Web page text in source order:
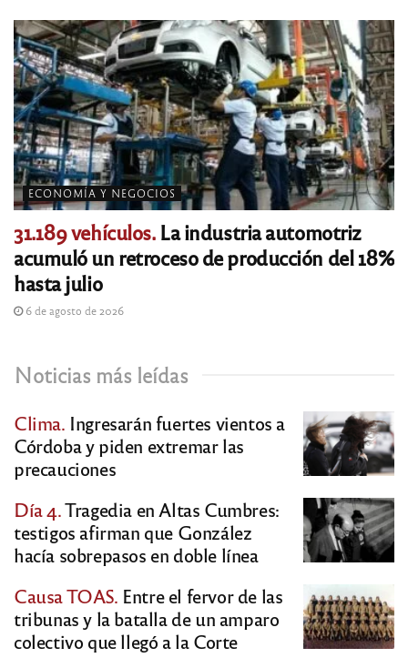
ECONOMÍA Y NEGOCIOS
31.189 vehículos.La industria automotriz
acumuló un retroceso de producción del 18%
hasta julio
6 de agosto de 2026
Noticias más leídas
Clima. Ingresarán fuertes vientos a
Córdoba y piden extremar las
precauciones
Día 4.Tragedia en Altas Cumbres:
testigos afirman que González
hacía sobrepasos en doble línea
Causa TOAS. Entre el fervor de las
tribunas y la batalla de un amparo
colectivo que llegó a la Corte